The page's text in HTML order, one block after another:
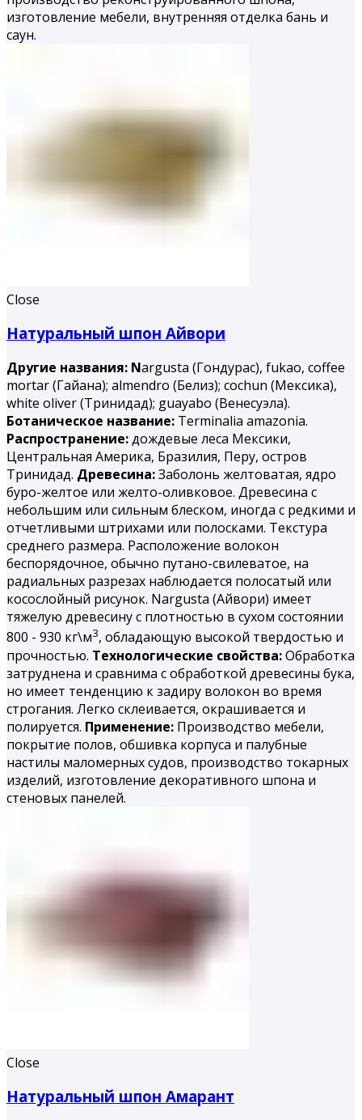
изготовление мебели, внутренняя отделка бань и
саун.
Close
Натуральный шпон Айвори
Другие названия: Nargusta (Гондурас), fukao, coffee
mortar (Гайана); almendro (Белиз); cochun (Мексика),
white oliver (Тринидад); guayabo (Венесуэла).
Ботаническое название: Terminalia amazonia.
Распространение:дождевые леса Мексики,
Центральная Америка, Бразилия, Перу, остров
Тринидад. Древесина:Заболонь желтоватая, ядро
буро-желтое или желто-оливковое. Древесина с
небольшим или сильным блеском, иногда с редкими и
отчетливыми штрихами или полосками. Текстура
среднего размера. Расположение волокон
беспорядочное, обычно путано-свилеватое, на
радиальных разрезах наблюдается полосатый или
косослойный рисунок. Nargusta (Айвори) имеет
тяжелую древесину с плотностью в сухом состоянии
800 - 930 кг\м3, обладающую высокой твердостью и
прочностью. Технологические свойства:Обработка
затруднена и сравнима с обработкой древесины бука,
но имеет тенденцию к задиру волокон во время
строгания. Легко склеивается, окрашивается и
полируется. Применение: Производство мебели,
покрытие полов, обшивка корпуса и палубные
настилы маломерных судов, производство токарных
изделий, изготовление декоративного шпона и
стеновых панелей.
Close
Натуральный шпон Амарант